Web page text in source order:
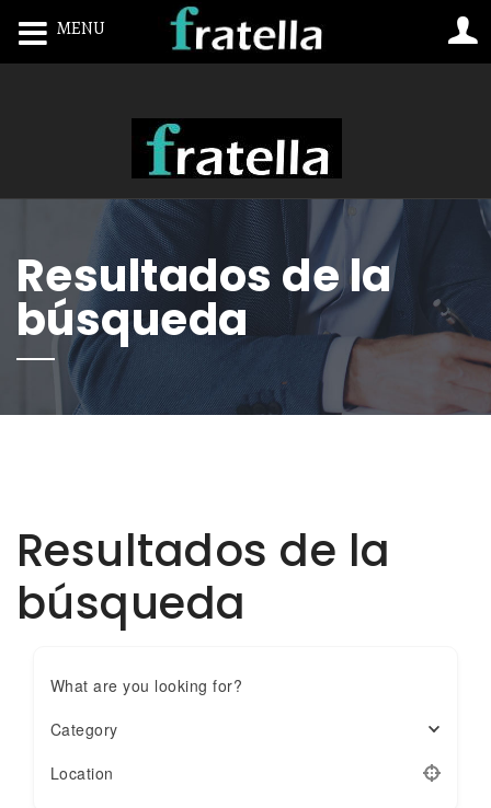
Resultados de la
búsqueda
Resultados de la
búsqueda
What are you looking for?
Category
Location
MENU